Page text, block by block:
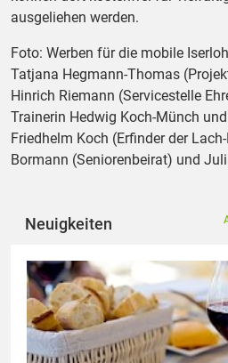
ausgeliehen werden.
Foto: Werben für die mobile
Tatjana Hegmann-Thomas
Hinrich Riemann (Servicestelle
Trainerin Hedwig Koch-Münch
Friedhelm Koch (Erfinder der
Bormann (Seniorenbeirat) und
Neuigkeiten